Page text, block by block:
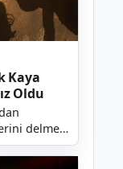
Kaya
Oldu
delme